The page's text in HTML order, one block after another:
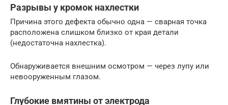
Разрывы у кромок нахлестки
Причина этого дефекта обычно одна — сварная точка
расположена слишком близко от края детали
(недостаточна нахлестка).
Обнаруживается внешним осмотром — через лупу или
невооруженным глазом.
Глубокие вмятины от электрода